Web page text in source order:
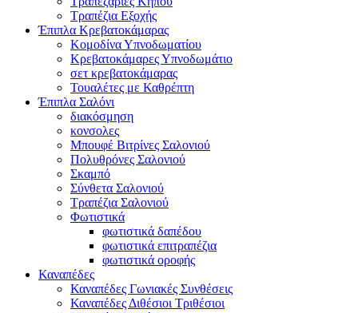
Τραπέζια Εξοχής
Έπιπλα Κρεβατοκάμαρας
Κομοδίνα Υπνοδωματίου
Κρεβατοκάμαρες Υπνοδωμάτιο
σετ κρεβατοκάμαρας
Τουαλέτες με Καθρέπτη
Έπιπλα Σαλόνι
διακόσμηση
κονσολες
Μπουφέ Βιτρίνες Σαλονιού
Πολυθρόνες Σαλονιού
Σκαμπό
Σύνθετα Σαλονιού
Τραπέζια Σαλονιού
Φωτιστικά
φωτιστικά δαπέδου
φωτιστικά επιτραπέζια
φωτιστικά οροφής
Καναπέδες
Καναπέδες Γωνιακές Συνθέσεις
Καναπέδες Διθέσιοι Τριθέσιοι